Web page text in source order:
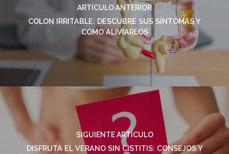
ARTÍCULO ANTERIOR
COLON IRRITABLE: DESCUBRE SUS SÍNTOMAS Y
CÓMO ALIVIARLOS
SIGUIENTE ARTÍCULO
DISFRUTA EL VERANO SIN CISTITIS: CONSEJOS Y